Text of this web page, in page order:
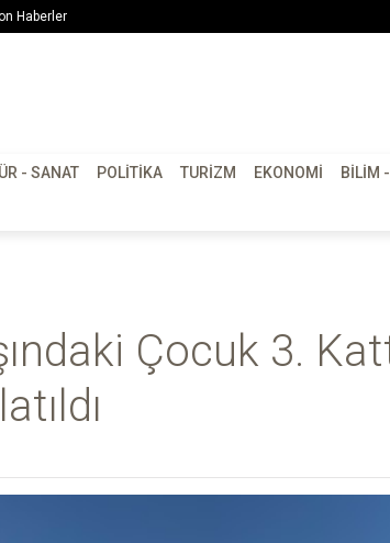
Haberler
- SANAT POLITIKA TURIZM EKONOMI BILIM
Çocuk 3.